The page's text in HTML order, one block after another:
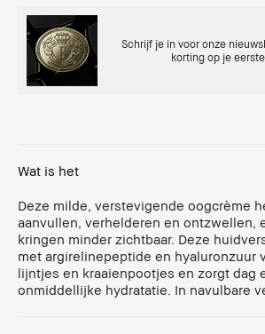
Schrijf je in voor onze
korting op je
Wat is het
Deze milde, verstevigende oogcrème
aanvullen, verhelderen en ontzwellen,
kringen minder zichtbaar. Deze
met argirelinepeptide en hyaluronzuur
lijntjes en kraaienpootjes en zorgt dag
onmiddellijke hydratatie. In navulbare